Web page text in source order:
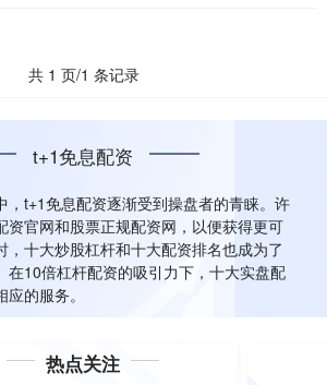
共 1 页/1 条记录
t+1免息配资
，t+1免息配资逐渐受到操盘者的青睐。许
资官网和股票正规配资网，以便获得更可
，十大炒股杠杆和十大配资排名也成为了
在10倍杠杆配资的吸引力下，十大实盘配
的服务。
热点关注